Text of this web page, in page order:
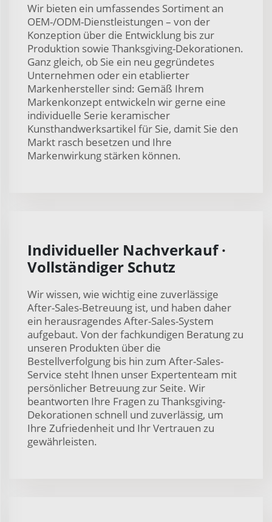
Wir bieten ein umfassendes Sortiment an
OEM-/ODM-Dienstleistungen – von der
Konzeption über die Entwicklung bis zur
Produktion sowie Thanksgiving-Dekorationen.
Ganz gleich, ob Sie ein neu gegründetes
Unternehmen oder ein etablierter
Markenhersteller sind: Gemäß Ihrem
Markenkonzept entwickeln wir gerne eine
individuelle Serie keramischer
Kunsthandwerksartikel für Sie, damit Sie den
Markt rasch besetzen und Ihre
Markenwirkung stärken können.
Individueller Nachverkauf ·
Vollständiger Schutz
Wir wissen, wie wichtig eine zuverlässige
After-Sales-Betreuung ist, und haben daher
ein herausragendes After-Sales-System
aufgebaut. Von der fachkundigen Beratung zu
unseren Produkten über die
Bestellverfolgung bis hin zum After-Sales-
Service steht Ihnen unser Expertenteam mit
persönlicher Betreuung zur Seite. Wir
beantworten Ihre Fragen zu Thanksgiving-
Dekorationen schnell und zuverlässig, um
Ihre Zufriedenheit und Ihr Vertrauen zu
gewährleisten.